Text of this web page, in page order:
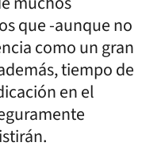
que -aunque no
como un gran
tiempo de
en el